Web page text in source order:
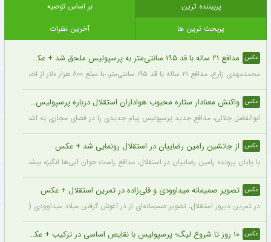
پربیننده ترین
بر اساس توصیه
پربحث ترین ها
آخرین نظرات
عکس مدافع ۲۱ ساله با قد ۱۹۵ سانتی‌متر به پرسپولیس ملحق شد + عکس
محمدمهدی زارع، مدافع ۲۱ ساله با قد ۱۹۵ سانتی‌متر، با مبلغ ۸۰۰ هزار دلار از اخمت گروژنی به پرسپولیس پیوست.
عکس واکنش معنادار ستاره محبوب هواداران استقلال درباره پرسپولیس + عکس
ابوالفضل جلالی، مدافع جدید پرسپولیس پیام جدیدی را در فضای مجازی به اشتراک
عکس از جانشین رامین رضاییان در استقلال رونمایی شد + عکس
با پایان پرونده رامین رضاییان در استقلال، مدافع راست جوان آبی‌ها انگیزه بیشتری
عکس تصویر صمیمانه میداوودی و قلی‌زاده در تمرین استقلال + عکس
در تمرین دیروز استقلال، تصویر صمیمانه‌ای از در آغوش گرفتن میلاد میداوودی (مربی
عکس ۱۰ روز تا شروع لیگ؛ پرسپولیس با نقایص اساسی در ترکیب + عکس